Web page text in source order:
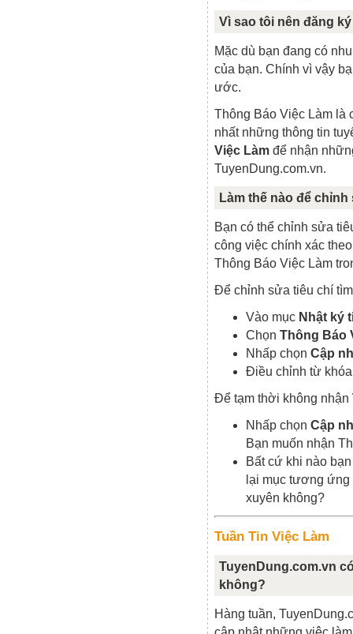
Vì sao tôi nên đăng
Mặc dù bạn đang có
của bạn. Chính vì vậy
ước.
Thông Báo Việc Làm là
nhất những thông tin
Việc Làm để nhận
TuyenDung.com.vn.
Làm thế nào để
Bạn có thể chỉnh sửa
công việc chính xác
Thông Báo Việc Làm
Để chỉnh sửa tiêu chí
Vào mục Nhật ký
Chọn Thông Báo
Nhấp chọn Cập
Điều chỉnh từ
Để tạm thời không nhận
Nhấp chọn Cập
Bạn muốn nhận
Bất cứ khi nào
lại mục tương
xuyên không?
Tuần Tin Việc Làm
TuyenDung.com.vn
không?
Hàng tuần,